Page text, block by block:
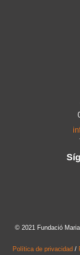
© 2021 Fundació
Política de privacidad/